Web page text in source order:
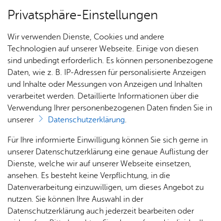
Über­sicht Bür­ger & Stadt
Rat­
haus &
Bür­
ger­
ser­vice
Rat­
häu­ser
Nach­
rich­
ten,
Vi­de­os
& Bil­
der
Me­di­
Jobs
Stel­
len­an­
ge­bo­te
Aus­bil­
dung &
Stu­di­
Bauen
& Um­
welt
Geo­
da­ten
Ge­
sund­
heit &
kum
Dienst­leis­tun­gen A–Z
Vor­le­sen
Aus­kunft aus der Kauf­preis­
samm­lung
Die Kaufpreissammlung enthält die Ergebnisse der
Auswertung von Grundstückskauf- und
Grundstückstauschverträgen sowie von anderen
Vorgängen der Eigentumsübertragung und stellt die
Privatsphäre-Einstellungen
Wir verwenden Dienste, Cookies und andere
Technologien auf unserer Webseite. Einige von diesen
sind unbedingt erforderlich. Es können personenbezogene
Daten, wie z. B. IP-Adressen für personalisierte Anzeigen
und Inhalte oder Messungen von Anzeigen und Inhalten
verarbeitet werden. Detaillierte Informationen über die
Verwendung Ihrer personenbezogenen Daten finden Sie in
unserer
Datenschutzerklärung.
Für Ihre informierte Einwilligung können Sie sich gerne in
unserer Datenschutzerklärung eine genaue Auflistung der
Dienste, welche wir auf unserer Webseite einsetzen,
ansehen. Es besteht keine Verpflichtung, in die
Datenverarbeitung einzuwilligen, um dieses Angebot zu
nutzen. Sie können Ihre Auswahl in der
Datenschutzerklärung auch jederzeit bearbeiten oder